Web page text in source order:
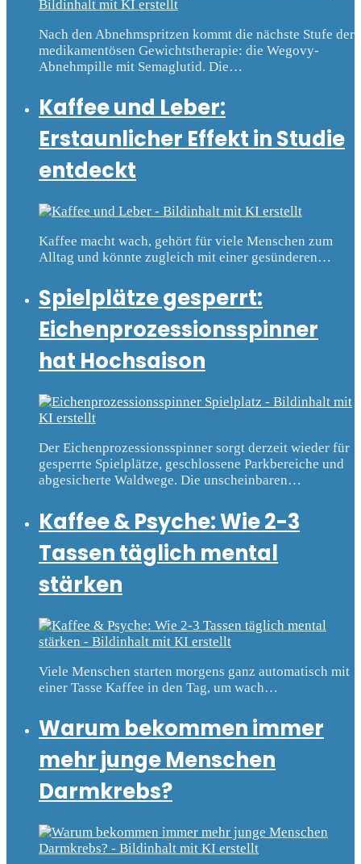
Nach den Abnehmspritzen kommt die nächste Stufe der
medikamentösen Gewichtstherapie: die Wegovy-
Abnehmpille mit Semaglutid. Die…
Kaffee und Leber:
Erstaunlicher Effekt in Studie
entdeckt
Kaffee macht wach, gehört für viele Menschen zum
Alltag und könnte zugleich mit einer gesünderen…
Spielplätze gesperrt:
Eichenprozessionsspinner
hat Hochsaison
Der Eichenprozessionsspinner sorgt derzeit wieder für
gesperrte Spielplätze, geschlossene Parkbereiche und
abgesicherte Waldwege. Die unscheinbaren…
Kaffee & Psyche: Wie 2-3
Tassen täglich mental
stärken
Viele Menschen starten morgens ganz automatisch mit
einer Tasse Kaffee in den Tag, um wach…
Warum bekommen immer
mehr junge Menschen
Darmkrebs?